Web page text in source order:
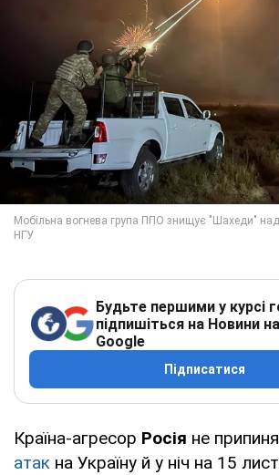
Будьте першими у курсі
підпишіться на Новини
Google
Підписатися
Країна-агресор Росія не
атак на Україну й у ніч на 15